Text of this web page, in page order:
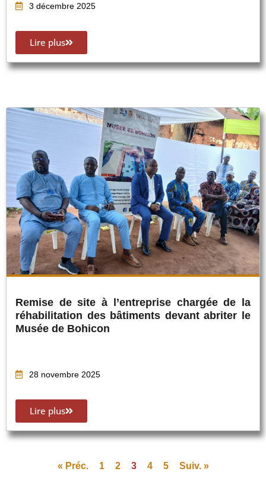
3 décembre 2025
Lire plus
Remise de site à l’entreprise chargée de la
réhabilitation des bâtiments devant abriter le
Musée de Bohicon
28 novembre 2025
Lire plus
« Préc. 1 2 3 4 5 Suiv. »